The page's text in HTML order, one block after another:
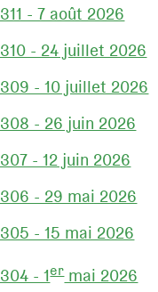
- 7 août 2026
- 24 juillet 2026
- 10 juillet 2026
- 26 juin 2026
- 12 juin 2026
- 29 mai 2026
- 15 mai 2026
- 1ermai 2026